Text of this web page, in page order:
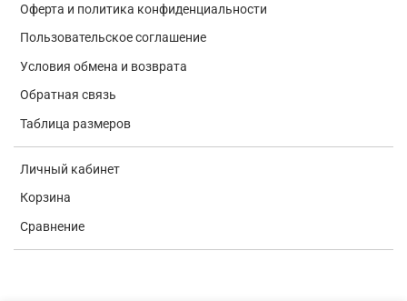
Оферта и политика конфиденциальности
Пользовательское соглашение
Условия обмена и возврата
Обратная связь
Таблица размеров
Личный кабинет
Корзина
Сравнение